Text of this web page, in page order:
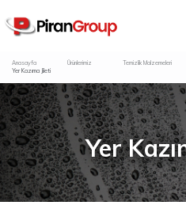
Yer
Anasayfa Ürünlerimiz Temizlik Malzemeleri
Yer Kazıma Jileti